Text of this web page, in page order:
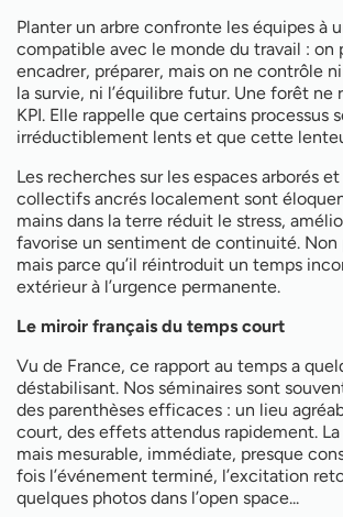
Planter un arbre confronte les équipes à
compatible avec le monde du travail : on
encadrer, préparer, mais on ne contrôle
la survie, ni l’équilibre futur. Une forêt ne
KPI. Elle rappelle que certains processus
irréductiblement lents et que cette
Les recherches sur les espaces arborés
collectifs ancrés localement sont
mains dans la terre réduit le stress,
favorise un sentiment de continuité. Non
mais parce qu’il réintroduit un temps
extérieur à l’urgence permanente.
Le miroir français du temps court
Vu de France, ce rapport au temps a
déstabilisant. Nos séminaires sont
des parenthèses efficaces : un lieu
court, des effets attendus rapidement.
mais mesurable, immédiate, presque
fois l’événement terminé, l’excitation
quelques photos dans l’open space...